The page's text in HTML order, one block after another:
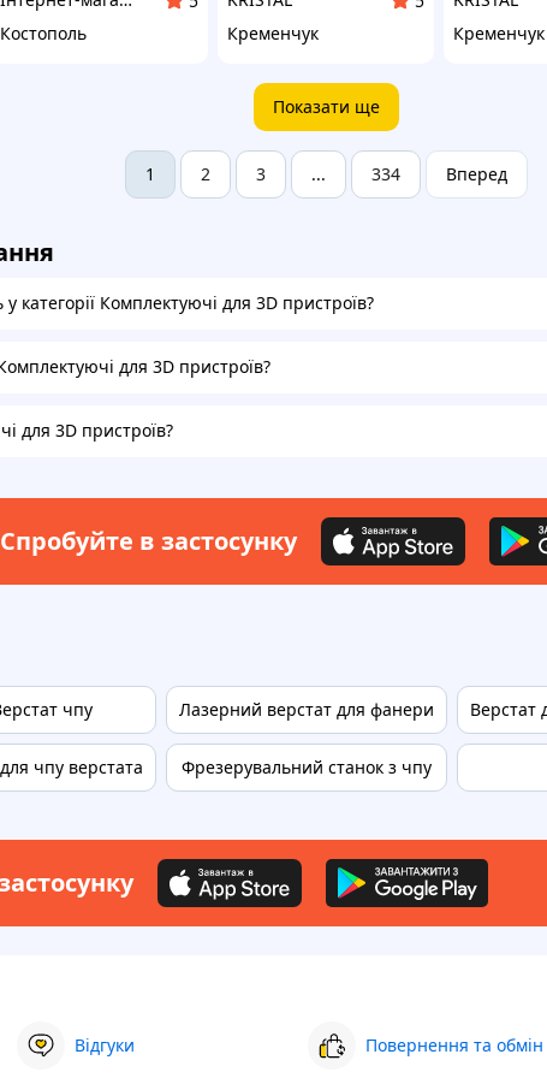
Костополь
Кременчук
Кременчук
Показати ще
1 2 3 ... 334 Вперед
категорії Комплектуючі для 3D пристроїв?
для 3D пристроїв?
для 3D пристроїв?
Спробуйте в застосунку
чпу
чпу верстата
Лазерний верстат для фанери
Фрезерувальний станок з чпу
Верстат
Відгуки Повернення та обмін